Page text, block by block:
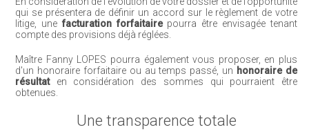
qui se présentera de définir un accord sur le règlement de votre
litige, une facturation forfaitairepourra être envisagée tenant
compte des provisions déjà réglées.
Maître Fanny LOPES pourra également vous proposer, en plus
d'un honoraire forfaitaire ou au temps passé, un honoraire de
résultaten considération des sommes qui pourraient être
obtenues.
Une transparence totale